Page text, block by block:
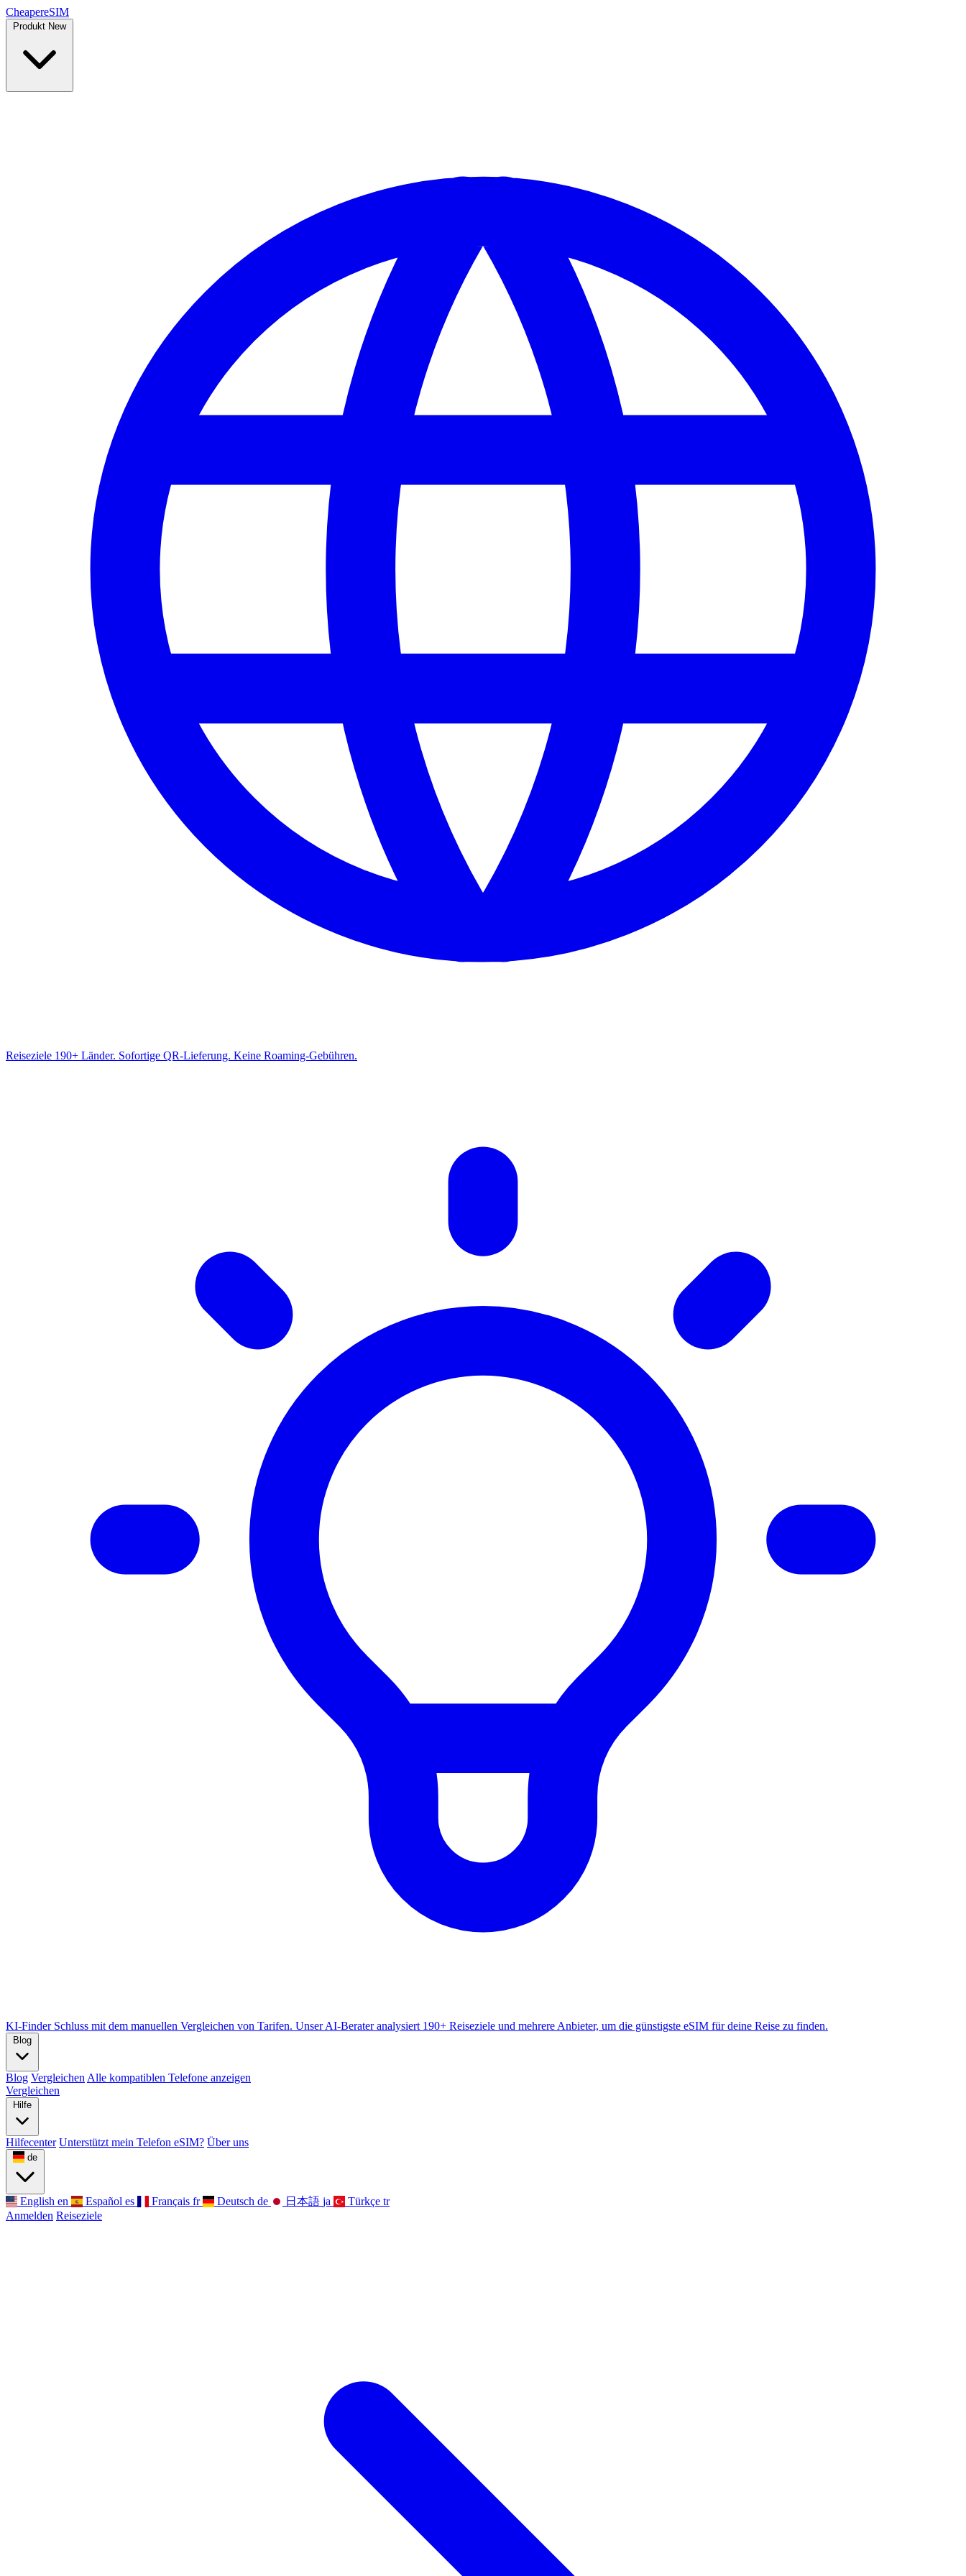
CheapereSIM
Produkt New
Reiseziele 190+ Länder. Sofortige QR-Lieferung. Keine Roaming-Gebühren.
KI-Finder Schluss mit dem manuellen Vergleichen von Tarifen. Unser AI-Berater analysiert 190+ Reiseziele und mehrere Anbieter, um die günstigste eSIM für deine Reise zu finden.
Blog
Blog Vergleichen Alle kompatiblen Telefone anzeigen
Vergleichen
Hilfe
Hilfecenter Unterstützt mein Telefon eSIM? Über uns
de
English en Español es Français fr Deutsch de 日本語 ja Türkçe tr
Anmelden Reiseziele